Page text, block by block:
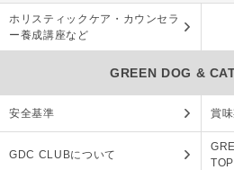
ホリスティックケア・カウンセラ
ー養成講座など
GREEN DOG &
安全基準 賞
GDC CLUBについて
TOP